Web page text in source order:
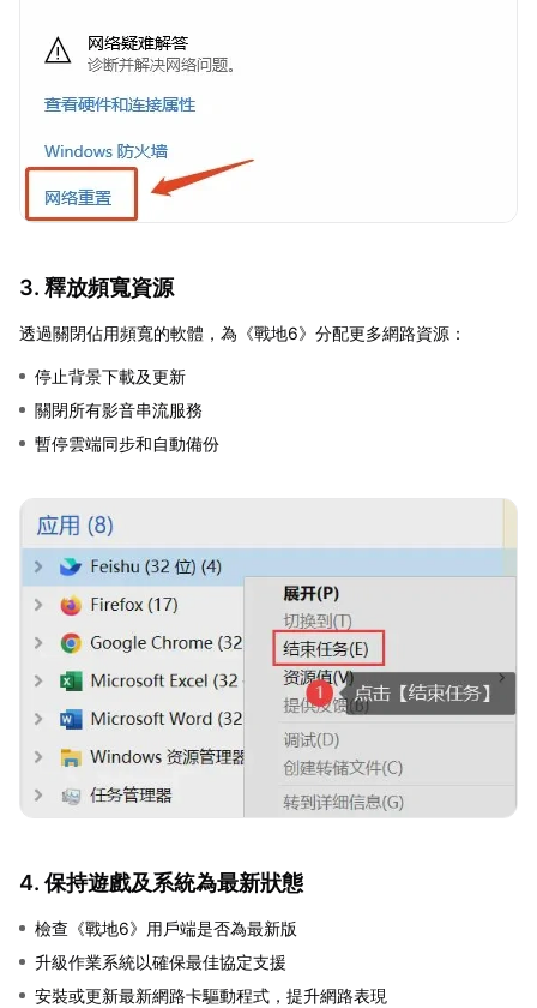
3. 釋放頻寬資源
透過關閉佔用頻寬的軟體，為《戰地6》分配更多網路資源：
停止背景下載及更新
關閉所有影音串流服務
暫停雲端同步和自動備份
4. 保持遊戲及系統為最新狀態
檢查《戰地6》用戶端是否為最新版
升級作業系統以確保最佳協定支援
安裝或更新最新網路卡驅動程式，提升網路表現